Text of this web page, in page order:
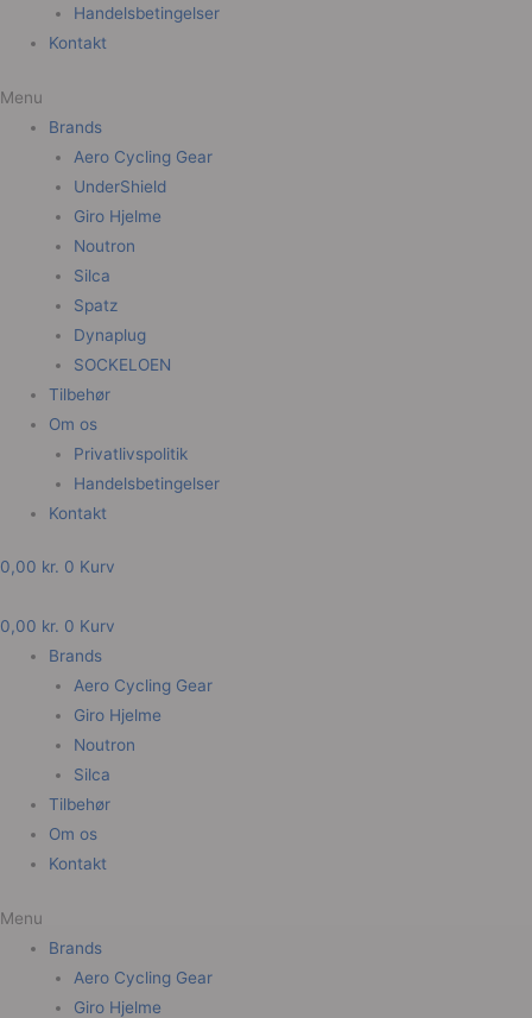
Handelsbetingelser
Kontakt
Menu
Brands
Aero Cycling Gear
UnderShield
Giro Hjelme
Noutron
Silca
Spatz
Dynaplug
SOCKELOEN
Tilbehør
Om os
Privatlivspolitik
Handelsbetingelser
Kontakt
0,00 kr. 0 Kurv
0,00 kr. 0 Kurv
Brands
Aero Cycling Gear
Giro Hjelme
Noutron
Silca
Tilbehør
Om os
Kontakt
Menu
Brands
Aero Cycling Gear
Giro Hjelme